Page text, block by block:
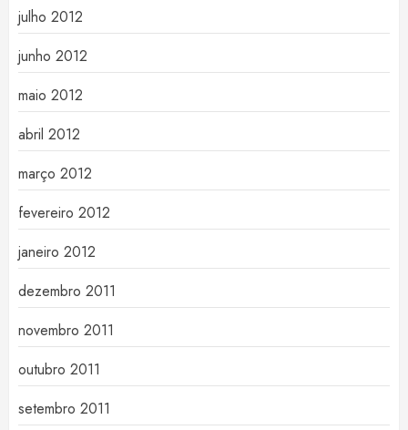
julho 2012
junho 2012
maio 2012
abril 2012
março 2012
fevereiro 2012
janeiro 2012
dezembro 2011
novembro 2011
outubro 2011
setembro 2011